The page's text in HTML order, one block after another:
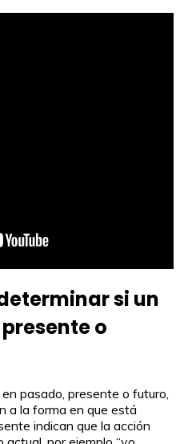
si un
o
pasado, presente o futuro,
a la forma en que está
indican que la acción